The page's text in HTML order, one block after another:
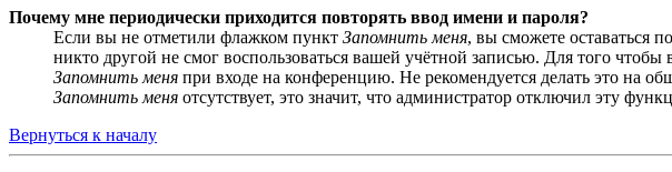
Почему мне периодически приходится повторять ввод имени и пароля?
Если вы не отметили флажком пункт Запомнить меня, вы сможете оставаться
никто другой не смог воспользоваться вашей учётной записью. Для того
Запомнить меня при входе на конференцию. Не рекомендуется делать это на
Запомнить меня отсутствует, это значит, что администратор отключил эту
Вернуться к началу